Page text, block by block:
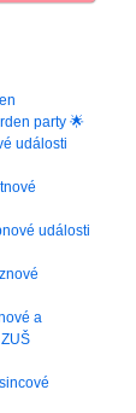
party 🌟
události
události
a